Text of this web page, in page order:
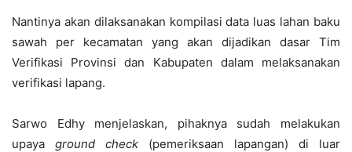
Nantinya akan dilaksanakan kompilasi data luas lahan baku
sawah per kecamatan yang akan dijadikan dasar Tim
Verifikasi Provinsi dan Kabupaten dalam melaksanakan
verifikasi lapang.
Sarwo Edhy menjelaskan, pihaknya sudah melakukan
upaya ground check (pemeriksaan lapangan) di luar